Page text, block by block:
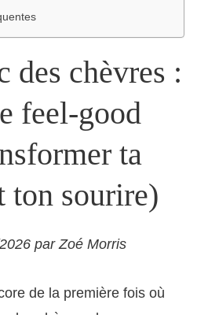
des chèvres :
feel-good
ta
ton sourire)
par Zoé Morris
de la première fois où